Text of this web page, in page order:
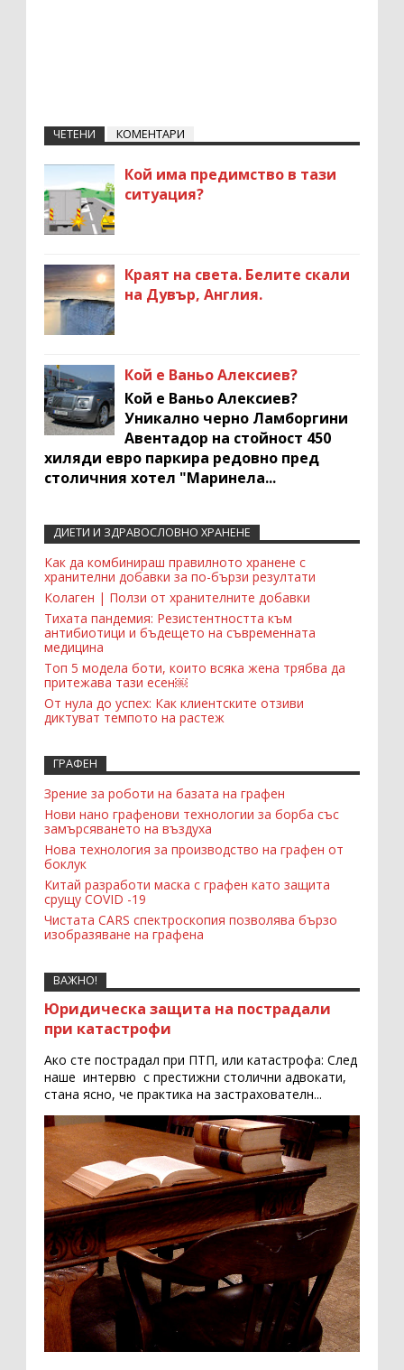
ЧЕТЕНИ КОМЕНТАРИ
Кой има предимство в тази
ситуация?
Краят на света. Белите скали
на Дувър, Англия.
Кой е Ваньо Алексиев?
Кой е Ваньо Алексиев?
Уникално черно Ламборгини
Авентадор на стойност 450
хиляди евро паркира редовно пред
столичния хотел "Маринела...
Recent Comments Widget
ДИЕТИ И ЗДРАВОСЛОВНО ХРАНЕНЕ
Как да комбинираш правилното хранене с
хранителни добавки за по-бързи резултати
Колаген | Ползи от хранителните добавки
Тихата пандемия: Резистентността към
антибиотици и бъдещето на съвременната
медицина
Топ 5 модела боти, които всяка жена трябва да
притежава тази есен￼
От нула до успех: Как клиентските отзиви
диктуват темпото на растеж
ГРАФЕН
Зрение за роботи на базата на графен
Нови нано графенови технологии за борба със
замърсяването на въздуха
Нова технология за производство на графен от
боклук
Китай разработи маска с графен като защита
срущу COVID -19
Чистата CARS спектроскопия позволява бързо
изобразяване на графена
ВАЖНО!
Юридическа защита на пострадали
при катастрофи
Ако сте пострадал при ПТП, или катастрофа: След
наше интервю с престижни столични адвокати,
стана ясно, че практика на застрахователн...